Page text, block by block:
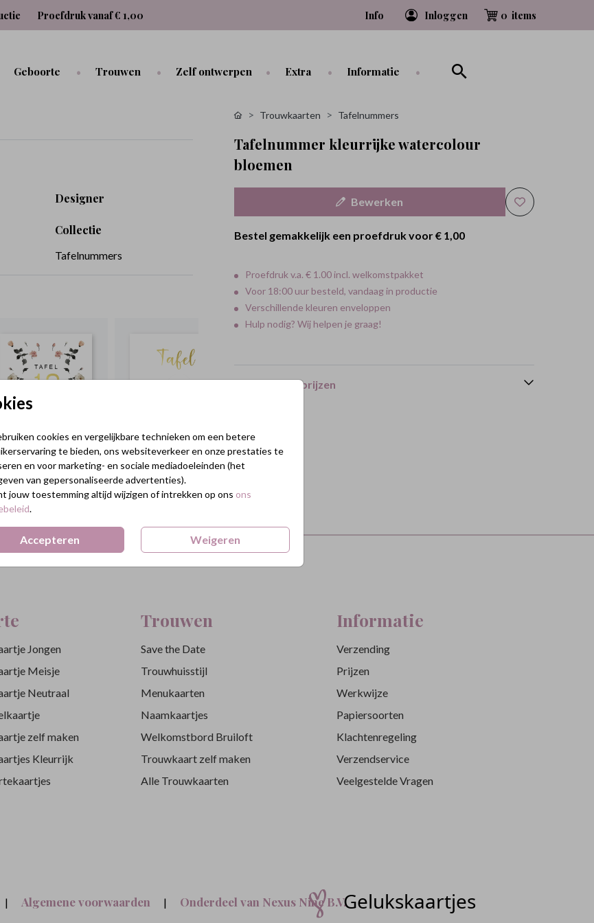
Proefdruk vanaf € 1,00 Info Inloggen 0
Geboorte Trouwen Zelf ontwerpen Extra Informatie
cookies en vergelijkbare technieken om een betere
te bieden, ons websiteverkeer en onze prestaties te
en voor marketing- en sociale mediadoeleinden (het
van gepersonaliseerde advertenties).
jouw toestemming altijd wijzigen of intrekken op ons ons
.
Accepteren Weigeren
Designer
Collectie
Tafelnummers
Trouwkaarten Tafelnummers
Tafelnummer kleurrijke watercolour
bloemen
Bewerken
Bestel gemakkelijk een proefdruk voor€ 1,00
Proefdruk v.a. € 1.00 incl. welkomstpakket
Voor 18:00 uur besteld, vandaag in productie
Verschillende kleuren enveloppen
Hulp nodig? Wij helpen je graag!
Formaten en prijzen
Terug naar boven
Jongen
Meisje
Neutraal
zelf maken
Kleurrijk
Trouwen
Save the Date
Trouwhuisstijl
Menukaarten
Naamkaartjes
Welkomstbord Bruiloft
Trouwkaart zelf maken
Alle Trouwkaarten
Informatie
Verzending
Prijzen
Werkwijze
Papiersoorten
Klachtenregeling
Verzendservice
Veelgestelde Vragen
| Algemene voorwaarden | Onderdeel van Nexus Nine B.V.